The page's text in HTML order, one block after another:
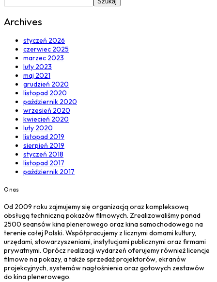
Archives
styczeń 2026
czerwiec 2025
marzec 2023
luty 2023
maj 2021
grudzień 2020
listopad 2020
październik 2020
wrzesień 2020
kwiecień 2020
luty 2020
listopad 2019
sierpień 2019
styczeń 2018
listopad 2017
październik 2017
O nas
Od 2009 roku zajmujemy się organizacją oraz kompleksową
obsługą techniczną pokazów filmowych. Zrealizowaliśmy ponad
2500 seansów kina plenerowego oraz kina samochodowego na
terenie całej Polski. Współpracujemy z licznymi domami kultury,
urzędami, stowarzyszeniami, instytucjami publicznymi oraz firmami
prywatnymi. Oprócz realizacji wydarzeń oferujemy również licencje
filmowe na pokazy, a także sprzedaż projektorów, ekranów
projekcyjnych, systemów nagłośnienia oraz gotowych zestawów
do kina plenerowego.